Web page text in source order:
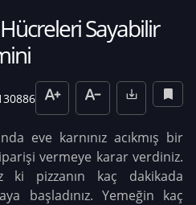
Sayabilir
eve karnınız acıkmış bir
vermeye karar verdiniz.
ki pizzanın kaç dakikada
başladınız. Yemeğin kaç